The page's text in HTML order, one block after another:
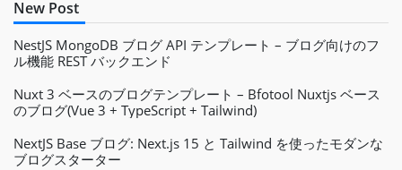
New Post
NestJS MongoDB ブログ API テンプレート – ブログ向けのフ
ル機能 REST バックエンド
Nuxt 3 ベースのブログテンプレート – Bfotool Nuxtjs ベース
のブログ(Vue 3 + TypeScript + Tailwind)
NextJS Base ブログ: Next.js 15 と Tailwind を使ったモダンな
ブログスターター